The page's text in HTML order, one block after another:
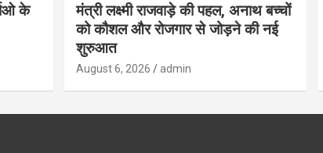
के
मंत्री लक्ष्मी राजवाड़े की पहल, अनाथ बच्चों
को कौशल और रोजगार से जोड़ने की नई
शुरुआत
August 6, 2026 admin